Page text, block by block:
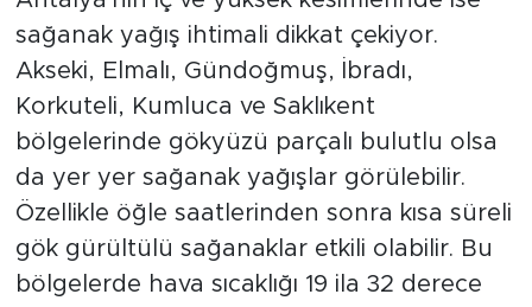
sağanak yağış ihtimali dikkat çekiyor.
Akseki, Elmalı, Gündoğmuş, İbradı,
Korkuteli, Kumluca ve Saklıkent
bölgelerinde gökyüzü parçalı bulutlu olsa
da yer yer sağanak yağışlar görülebilir.
Özellikle öğle saatlerinden sonra kısa süreli
gök gürültülü sağanaklar etkili olabilir. Bu
bölgelerde hava sıcaklığı 19 ila 32 derece